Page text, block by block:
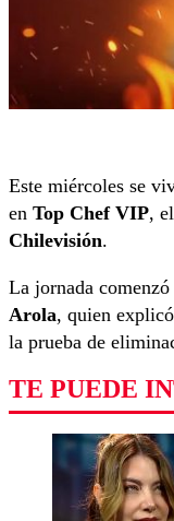
Este miércoles se
en Top Chef VIP,
Chilevisión.
La jornada
Arola, quien
la prueba de
TE PUEDE